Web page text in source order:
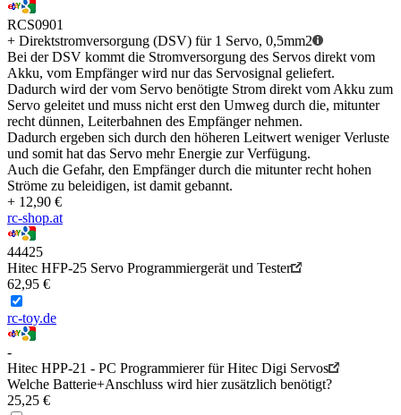
RCS0901
+ Direktstromversorgung (DSV) für 1 Servo, 0,5mm2
Bei der DSV kommt die Stromversorgung des Servos direkt vom
Akku, vom Empfänger wird nur das Servosignal geliefert.
Dadurch wird der vom Servo benötigte Strom direkt vom Akku zum
Servo geleitet und muss nicht erst den Umweg durch die, mitunter
recht dünnen, Leiterbahnen des Empfänger nehmen.
Dadurch ergeben sich durch den höheren Leitwert weniger Verluste
und somit hat das Servo mehr Energie zur Verfügung.
Auch die Gefahr, den Empfänger durch die mitunter recht hohen
Ströme zu beleidigen, ist damit gebannt.
+ 12,90 €
rc-shop.at
44425
Hitec HFP-25 Servo Programmiergerät und Tester
62,95 €
rc-toy.de
-
Hitec HPP-21 - PC Programmierer für Hitec Digi Servos
Welche Batterie+Anschluss wird hier zusätzlich benötigt?
25,25 €